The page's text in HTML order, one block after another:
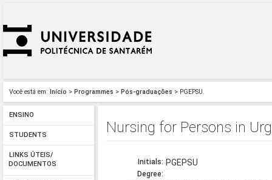
Você está em: Início > Programmes > Pós-graduações > PGEPSU
ENSINO
STUDENTS
LINKS ÚTEIS/
DOCUMENTOS
Nursing for Persons in
Initials: PGEPSU
Degree: